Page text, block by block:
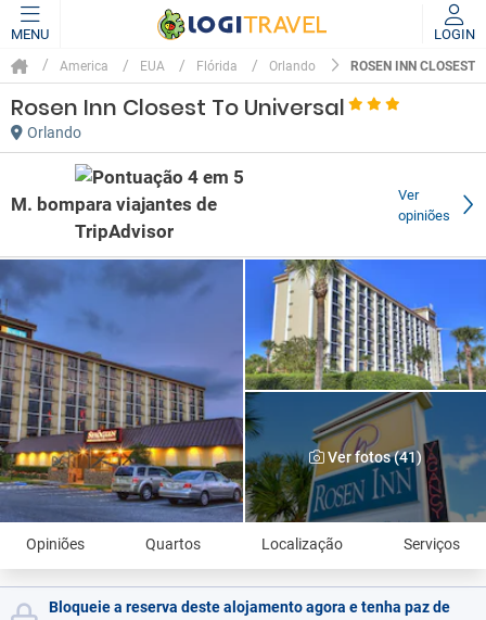
MENU LOGIN
America EUA Flórida Orlando ROSEN INN CLOSEST
Rosen Inn Closest To Universal
Orlando
M. bom
Ver
opiniões
Ver fotos (41)
Opiniões Quartos Localização Serviços
Bloqueie a reserva deste alojamento agora e tenha paz de